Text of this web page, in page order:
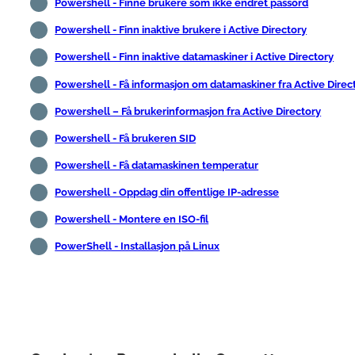
Powershell - Finne brukere som ikke endret passord
Powershell - Finn inaktive brukere i Active Directory
Powershell - Finn inaktive datamaskiner i Active Directory
Powershell - Få informasjon om datamaskiner fra Active
Powershell – Få brukerinformasjon fra Active Directory
Powershell - Få brukeren SID
Powershell - Få datamaskinen temperatur
Powershell - Oppdag din offentlige IP-adresse
Powershell - Montere en ISO-fil
PowerShell - Installasjon på Linux